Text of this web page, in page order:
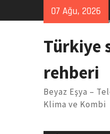
07 Ağu, 2026
Türkiye
rehberi
Beyaz Eşya –
Klima ve Kombi